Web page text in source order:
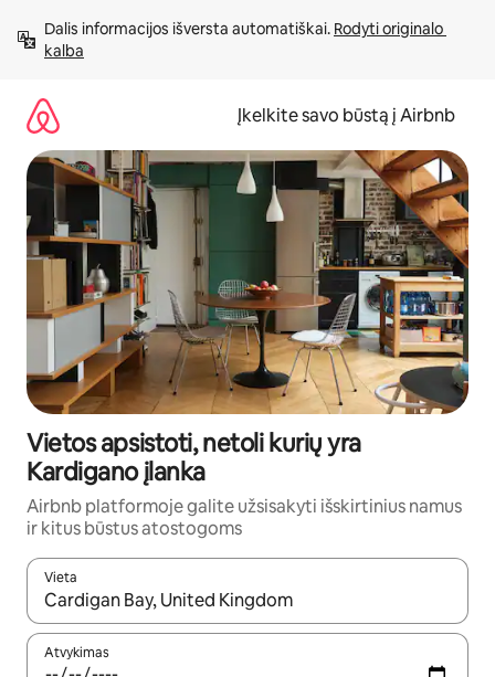
prie
turinio
Dalis informacijos išversta automatiškai. Rodyti originalo
kalba
Įkelkite savo būstą į Airbnb
Vietos apsistoti, netoli kurių yra
Kardigano įlanka
Airbnb platformoje galite užsisakyti išskirtinius namus
ir kitus būstus atostogoms
Vieta
Kai pasirodys paieškos rezultatai, juos naršyti galite
Atvykimas